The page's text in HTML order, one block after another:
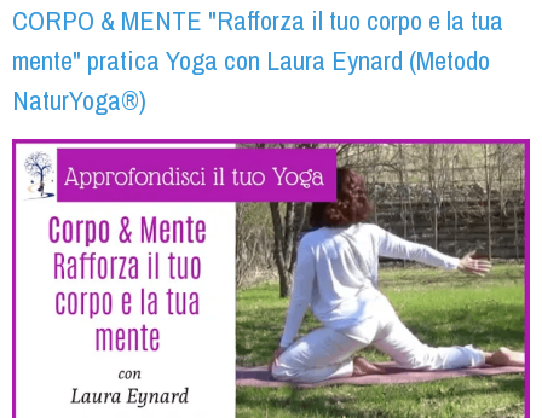
CORPO & MENTE "Rafforza il tuo corpo e la tua
mente" pratica Yoga con Laura Eynard (Metodo
NaturYoga®)